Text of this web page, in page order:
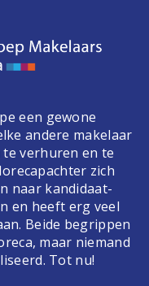
een gewone
andere makelaar
verhuren en te
zich
naar kandidaat-
en heeft erg veel
Beide begrippen
maar niemand
Tot nu!